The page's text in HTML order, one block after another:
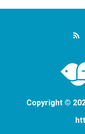
Copyright ©